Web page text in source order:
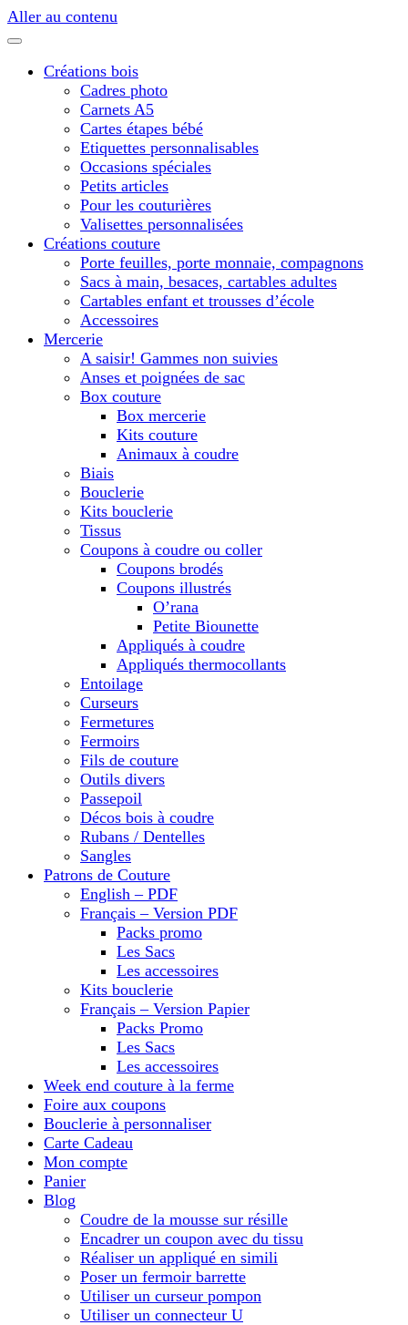
Aller au contenu
Créations bois
Cadres photo
Carnets A5
Cartes étapes bébé
Etiquettes personnalisables
Occasions spéciales
Petits articles
Pour les couturières
Valisettes personnalisées
Créations couture
Porte feuilles, porte monnaie, compagnons
Sacs à main, besaces, cartables adultes
Cartables enfant et trousses d’école
Accessoires
Mercerie
A saisir! Gammes non suivies
Anses et poignées de sac
Box couture
Box mercerie
Kits couture
Animaux à coudre
Biais
Bouclerie
Kits bouclerie
Tissus
Coupons à coudre ou coller
Coupons brodés
Coupons illustrés
O’rana
Petite Biounette
Appliqués à coudre
Appliqués thermocollants
Entoilage
Curseurs
Fermetures
Fermoirs
Fils de couture
Outils divers
Passepoil
Décos bois à coudre
Rubans / Dentelles
Sangles
Patrons de Couture
English – PDF
Français – Version PDF
Packs promo
Les Sacs
Les accessoires
Kits bouclerie
Français – Version Papier
Packs Promo
Les Sacs
Les accessoires
Week end couture à la ferme
Foire aux coupons
Bouclerie à personnaliser
Carte Cadeau
Mon compte
Panier
Blog
Coudre de la mousse sur résille
Encadrer un coupon avec du tissu
Réaliser un appliqué en simili
Poser un fermoir barrette
Utiliser un curseur pompon
Utiliser un connecteur U